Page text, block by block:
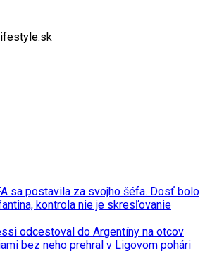
sa postavila za svojho šéfa. Dosť bolo
kontrola nie je skresľovanie
odcestoval do Argentíny na otcov
bez neho prehral v Ligovom pohári